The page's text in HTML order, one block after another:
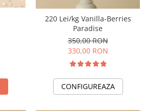
220 Lei/kg Vanilla-Berries
Paradise
350,00 RON
330,00 RON
CONFIGUREAZA